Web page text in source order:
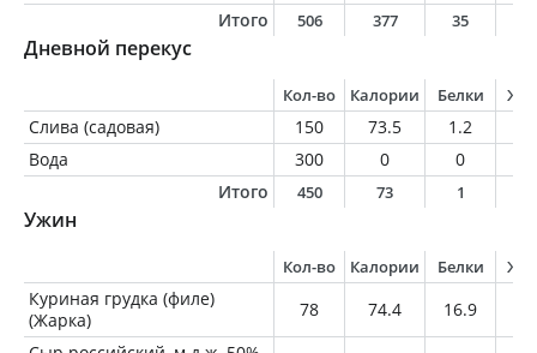
Итого
506 377 35
Дневной перекус
Кол-во Калории Белки
Слива (садовая) 150 73.5 1.2
Вода
300 0 0
Итого
450 73 1
Ужин
Кол-во Калории Белки
Куриная грудка (филе)
(Жарка)
78 74.4 16.9